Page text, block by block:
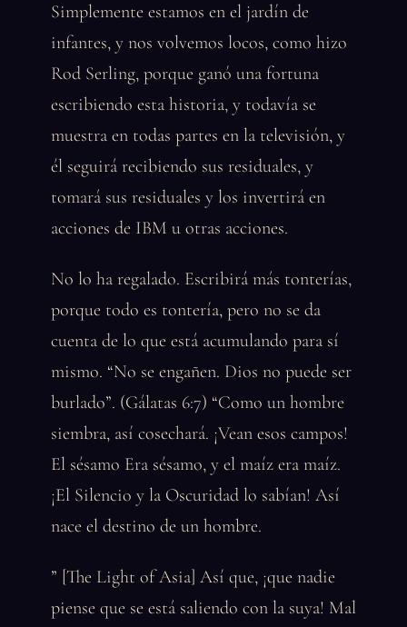
Simplemente estamos en el jardín de
infantes, y nos volvemos locos, como hizo
Rod Serling, porque ganó una fortuna
escribiendo esta historia, y todavía se
muestra en todas partes en la televisión, y
él seguirá recibiendo sus residuales, y
tomará sus residuales y los invertirá en
acciones de IBM u otras acciones.
No lo ha regalado. Escribirá más tonterías,
porque todo es tontería, pero no se da
cuenta de lo que está acumulando para sí
mismo. “No se engañen. Dios no puede ser
burlado”. (Gálatas 6:7) “Como un hombre
siembra, así cosechará. ¡Vean esos campos!
El sésamo Era sésamo, y el maíz era maíz.
¡El Silencio y la Oscuridad lo sabían! Así
nace el destino de un hombre.
” [The Light of Asia] Así que, ¡que nadie
piense que se está saliendo con la suya! Mal